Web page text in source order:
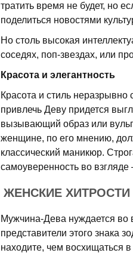
тратить время не будет, но
поделиться новостями
Но столь высокая
соседях, поп-звездах, или
Красота и элегантность
Красота и стиль неразрывно
привлечь Деву придется
вызывающий образ или
женщине, по его мнению,
классический маникюр.
самоуверенность во
ЖЕНСКИЕ
Мужчина-Дева нуждается во
представители этого знака
находите, чем восхищаться в